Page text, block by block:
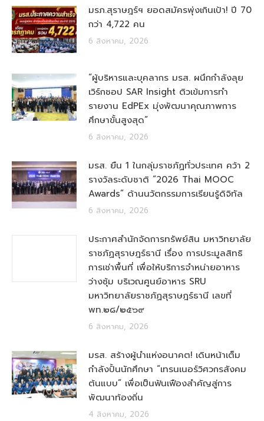
มรภ.สุราษฎร์ฯ ยอดสมัครพุ่งเกินเป้า! ปี 70
กว่า 4,722 คน
6 สิงหาคม, 2026
“ผู้บริหารและบุคลากร มรส. ผนึกกำลังลุย
เวิร์กชอป SAR Insight ติวเข้มการทำ
รายงาน EdPEx มุ่งพัฒนาคุณภาพการ
ศึกษาขั้นสูงสุด”
6 สิงหาคม, 2026
มรส. ยืน 1 ในกลุ่มราชภัฏทั่วประเทศ คว้า 2
รางวัลระดับชาติ “2026 Thai MOOC
Awards” ด้านนวัตกรรมการเรียนรู้ดิจิทัล
6 สิงหาคม, 2026
ประกาศสำนักจัดการทรัพย์สิน มหาวิทยาลัย
ราชภัฏสุราษฎร์ธานี เรื่อง การประมูลสิทธิ
การเช่าพื้นที่ เพื่อให้บริการจำหน่ายอาหาร
ว่างซุ้ม บริเวณศูนย์อาหาร SRU
มหาวิทยาลัยราชภัฏสุราษฎร์ธานี เลขที่
พท.๒๘/๒๕๖๙
6 สิงหาคม, 2026
มรส. สร้างผู้นำแห่งอนาคต! เดินหน้าเต็ม
กำลังปั้นนักศึกษา “เทรนเนอร์วิศวกรสังคม
ต้นแบบ” เพื่อเป็นฟันเฟืองสำคัญสู่การ
พัฒนาท้องถิ่น
4 สิงหาคม, 2026